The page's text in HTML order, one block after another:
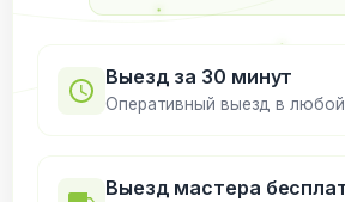
Выезд за 30 минут
Оперативный выезд в
Выезд мастера